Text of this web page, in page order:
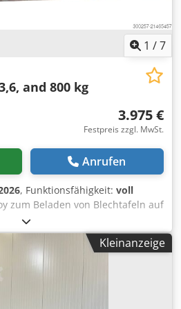
1 /7
and 800 kg
3.975 €
Festpreis zzgl. MwSt.
Anrufen
, Funktionsfähigkeit: voll
zum Beladen von Blechtafeln auf
Bedienung (Vakuumpumpe
Keine störenden Kabel
der Lasermaschine.
Die Vakuumpumpe wird über
der Bedieneinheit integriert.
Akkuladegerät (Buster-Typ).
Kleinanzeige